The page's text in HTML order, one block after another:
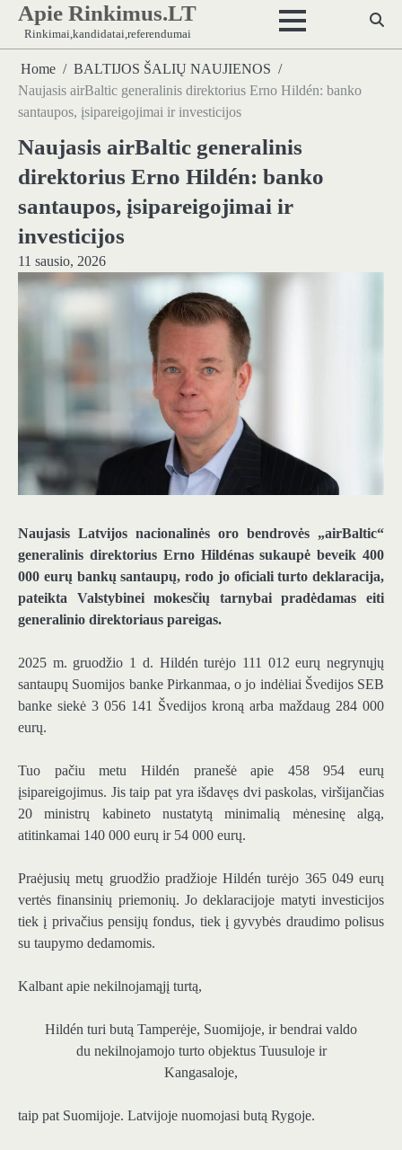
Skip
content
Apie Rinkimus.LT
Rinkimai,kandidatai,referendumai
Home
BALTIJOS ŠALIŲ NAUJIENOS
Naujasis airBaltic generalinis direktorius Erno Hildén: banko
santaupos, įsipareigojimai ir investicijos
Naujasis airBaltic generalinis
direktorius Erno Hildén: banko
santaupos, įsipareigojimai ir
investicijos
11 sausio, 2026
Naujasis Latvijos nacionalinės oro bendrovės „airBaltic“
generalinis direktorius Erno Hildénas sukaupė beveik 400
000 eurų bankų santaupų, rodo jo oficiali turto deklaracija,
pateikta Valstybinei mokesčių tarnybai pradėdamas eiti
generalinio direktoriaus pareigas.
2025 m. gruodžio 1 d. Hildén turėjo 111 012 eurų negrynųjų
santaupų Suomijos banke Pirkanmaa, o jo indėliai Švedijos SEB
banke siekė 3 056 141 Švedijos kroną arba maždaug 284 000
eurų.
Tuo pačiu metu Hildén pranešė apie 458 954 eurų
įsipareigojimus. Jis taip pat yra išdavęs dvi paskolas, viršijančias
20 ministrų kabineto nustatytą minimalią mėnesinę algą,
atitinkamai 140 000 eurų ir 54 000 eurų.
Praėjusių metų gruodžio pradžioje Hildén turėjo 365 049 eurų
vertės finansinių priemonių. Jo deklaracijoje matyti investicijos
tiek į privačius pensijų fondus, tiek į gyvybės draudimo polisus
su taupymo dedamomis.
Kalbant apie nekilnojamąjį turtą,
Hildén turi butą Tamperėje, Suomijoje, ir bendrai valdo
du nekilnojamojo turto objektus Tuusuloje ir
Kangasaloje,
taip pat Suomijoje. Latvijoje nuomojasi butą Rygoje.